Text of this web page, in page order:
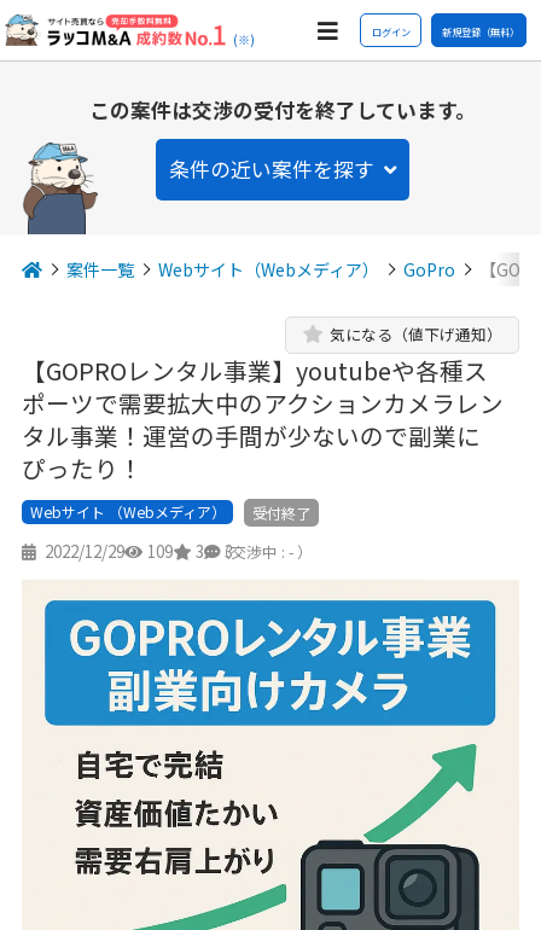
(※) ログイン 新規登録（無料）
この案件は交渉の受付を終了しています。
条件の近い案件を探す
案件一覧 Webサイト（Webメディア） GoPro 【
【GOPROレンタル事業】youtubeや各種ス
ポーツで需要拡大中のアクションカメラレン
タル事業！運営の手間が少ないので副業に
ぴったり！
気になる（値下げ通知）
Webサイト （Webメディア） 受付終了
2022/12/29 109 3 3
（交渉中 : - ）